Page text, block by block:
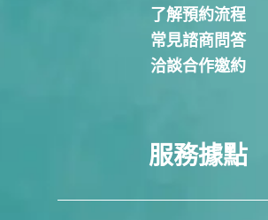
了解預約流程
常見諮商問答
洽談合作邀約
服務據點